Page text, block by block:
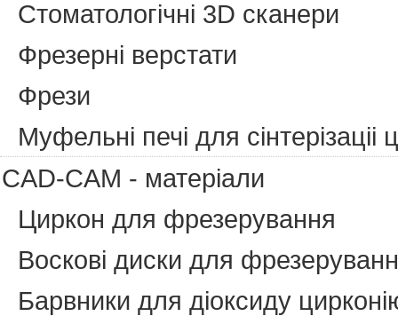
Стоматологічні 3D сканери
Фрезерні верстати
Фрези
Муфельні печі для сінтерізаціі
CAD-CAM - матеріали
Циркон для фрезерування
Воскові диски для
Барвники для діоксиду